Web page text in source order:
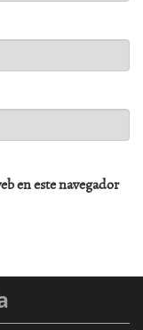
en este navegador